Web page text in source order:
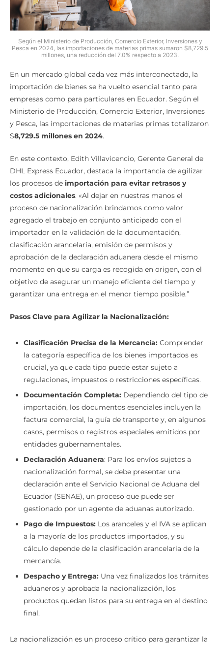
Según el Ministerio de Producción, Comercio Exterior, Inversiones y
Pesca en 2024, las importaciones de materias primas sumaron $8,729.5
millones, una reducción del 7.0% respecto a 2023.
En un mercado global cada vez más interconectado, la
importación de bienes se ha vuelto esencial tanto para
empresas como para particulares en Ecuador. Según el
Ministerio de Producción, Comercio Exterior, Inversiones
y Pesca, las importaciones de materias primas totalizaron
$8,729.5 millones en 2024.
En este contexto, Edith Villavicencio, Gerente General de
DHL Express Ecuador, destaca la importancia de agilizar
los procesos de importación para evitar retrasos y
costos adicionales. «Al dejar en nuestras manos el
proceso de nacionalización brindamos como valor
agregado el trabajo en conjunto anticipado con el
importador en la validación de la documentación,
clasificación arancelaria, emisión de permisos y
aprobación de la declaración aduanera desde el mismo
momento en que su carga es recogida en origen, con el
objetivo de asegurar un manejo eficiente del tiempo y
garantizar una entrega en el menor tiempo posible.”
Pasos Clave para Agilizar la Nacionalización:
Clasificación Precisa de la Mercancía: Comprender
la categoría específica de los bienes importados es
crucial, ya que cada tipo puede estar sujeto a
regulaciones, impuestos o restricciones específicas.
Documentación Completa: Dependiendo del tipo de
importación, los documentos esenciales incluyen la
factura comercial, la guía de transporte y, en algunos
casos, permisos o registros especiales emitidos por
entidades gubernamentales.
Declaración Aduanera: Para los envíos sujetos a
nacionalización formal, se debe presentar una
declaración ante el Servicio Nacional de Aduana del
Ecuador (SENAE), un proceso que puede ser
gestionado por un agente de aduanas autorizado.
Pago de Impuestos: Los aranceles y el IVA se aplican
a la mayoría de los productos importados, y su
cálculo depende de la clasificación arancelaria de la
mercancía.
Despacho y Entrega: Una vez finalizados los trámites
aduaneros y aprobada la nacionalización, los
productos quedan listos para su entrega en el destino
final.
La nacionalización es un proceso crítico para garantizar la